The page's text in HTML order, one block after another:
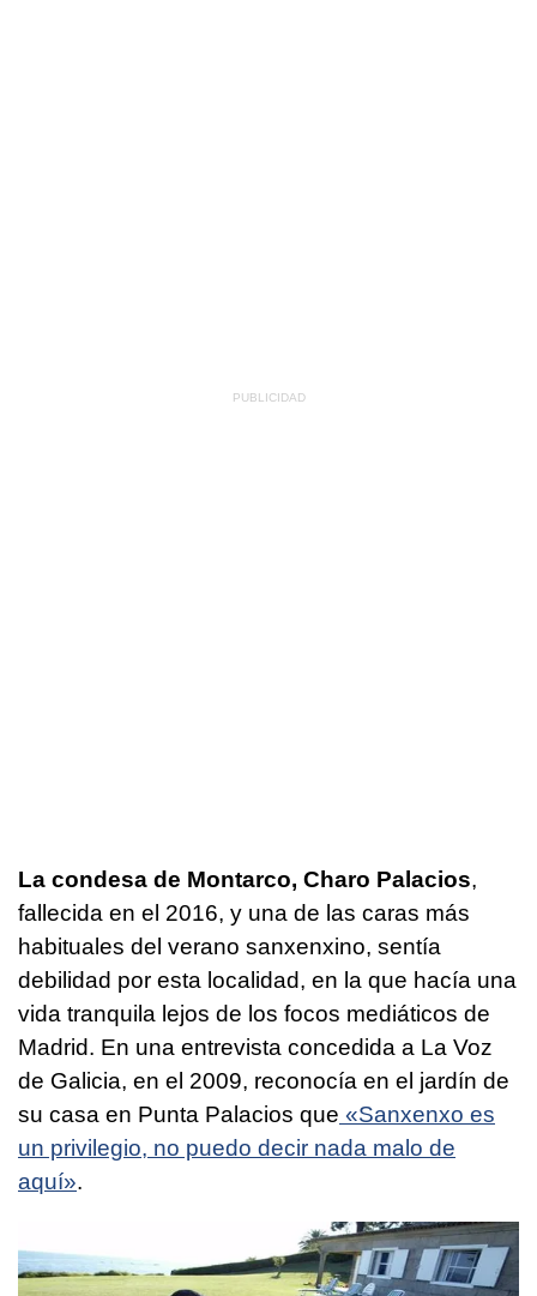
La condesa de Montarco, Charo Palacios,
fallecida en el 2016, y una de las caras más
habituales del verano sanxenxino, sentía
debilidad por esta localidad, en la que hacía una
vida tranquila lejos de los focos mediáticos de
Madrid. En una entrevista concedida a La Voz
de Galicia, en el 2009, reconocía en el jardín de
su casa en Punta Palacios que «Sanxenxo es
un privilegio, no puedo decir nada malo de
aquí».